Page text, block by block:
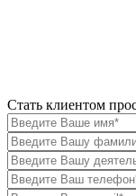
Cтать клиентом